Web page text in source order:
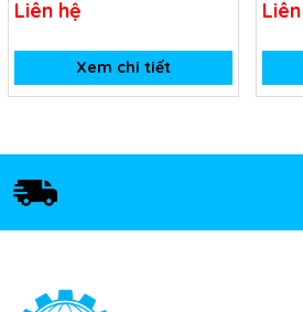
Liên hệ
Xem chi tiết